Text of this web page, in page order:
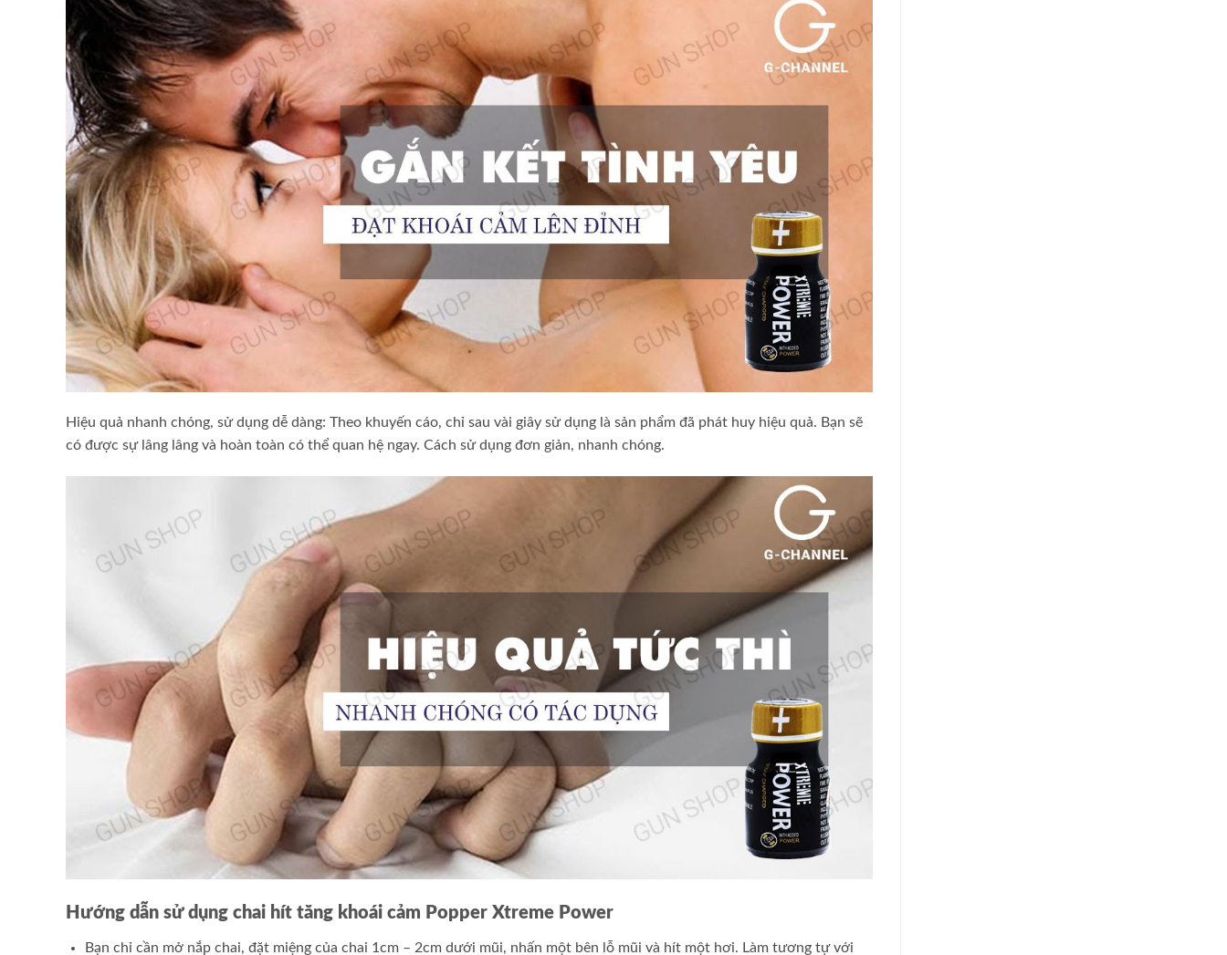
Hiệu quả nhanh chóng, sử dụng dễ dàng: Theo khuyến cáo, chỉ sau vài giây sử dụng là sản phẩm đã phát huy hiệu quả. Bạn sẽ
có được sự lâng lâng và hoàn toàn có thể quan hệ ngay. Cách sử dụng đơn giản, nhanh chóng.
Hướng dẫn sử dụng chai hít tăng khoái cảm Popper Xtreme Power
Bạn chỉ cần mở nắp chai, đặt miệng của chai 1cm – 2cm dưới mũi, nhấn một bên lỗ mũi và hít một hơi. Làm tương tự với